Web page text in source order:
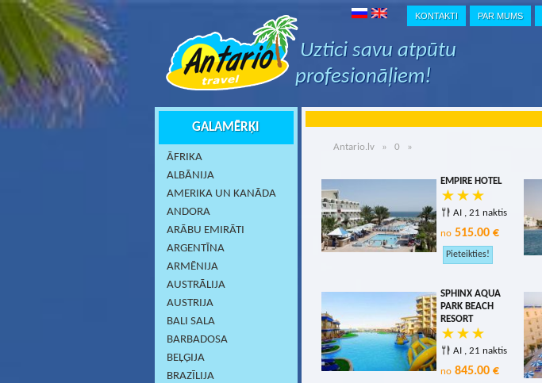
KONTAKTI PAR MUMS
Uztici savu atpūtu
profesionāļiem!
GALAMĒRĶI
ĀFRIKA
ALBĀNIJA
AMERIKA UN KANĀDA
ANDORA
ARĀBU EMIRĀTI
ARGENTĪNA
ARMĒNIJA
AUSTRĀLIJA
AUSTRIJA
BALI SALA
BARBADOSA
BEĻĢIJA
BRAZĪLIJA
Antario.lv» 0 »
EMPIRE HOTEL
AI , 21 naktis
no515.00 €
SPHINX AQUA
PARK BEACH
RESORT
AI , 21 naktis
no845.00 €